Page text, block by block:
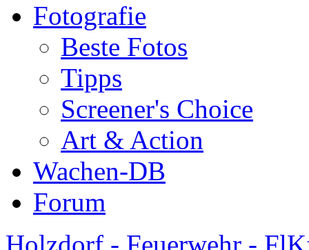
Fotografie
Beste Fotos
Tipps
Screener's Choice
Art & Action
Wachen-DB
Forum